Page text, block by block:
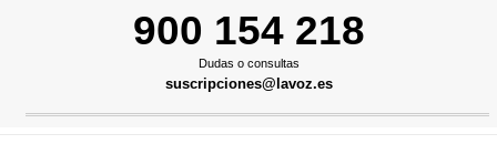
900 154 218
Dudas o consultas
suscripciones@lavoz.es